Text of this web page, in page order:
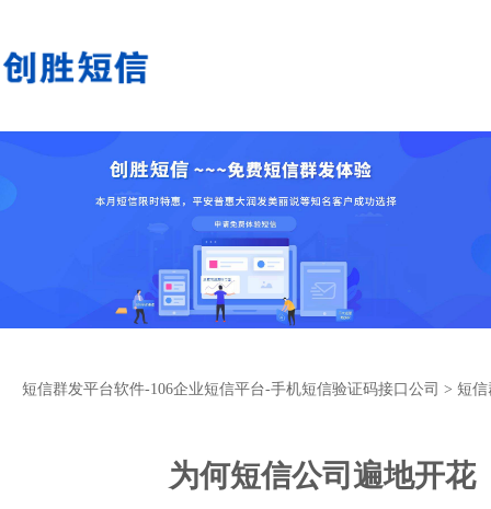
短信群发平台软件-106企业短信平台-手机短信验证码接口公司 > 短
为何短信公司遍地开花